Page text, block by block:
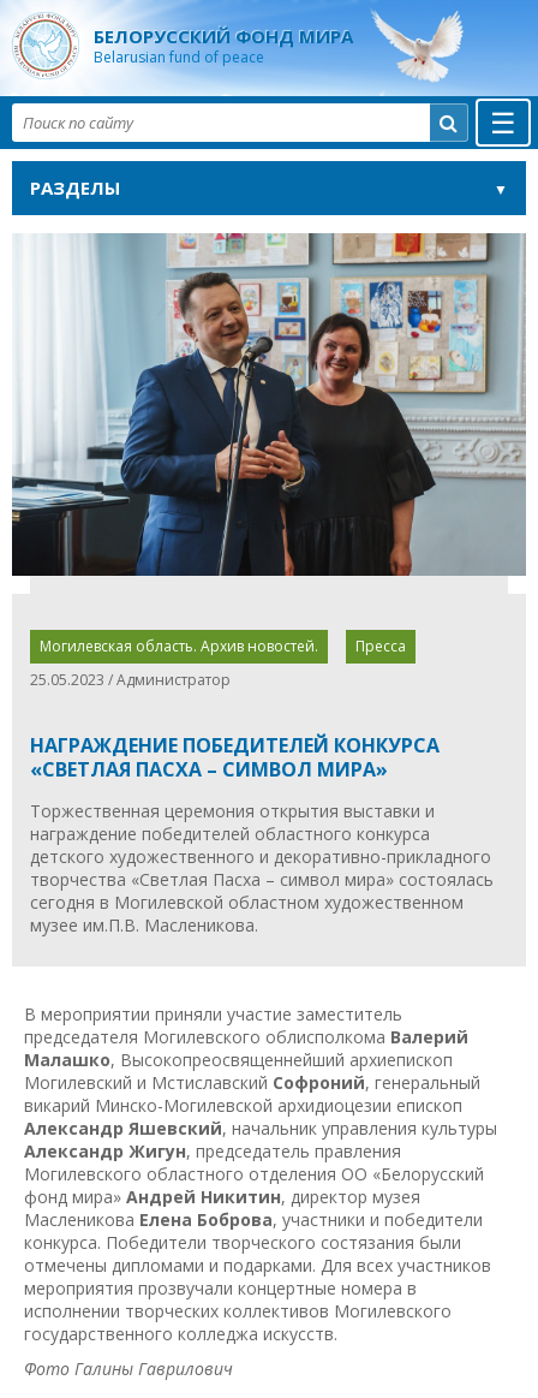
БЕЛОРУССКИЙ ФОНД МИРА
Belarusian fund of peace
☰

РАЗДЕЛЫ
Могилевская область. Архив новостей.
Пресса
25.05.2023 / Администратор
НАГРАЖДЕНИЕ ПОБЕДИТЕЛЕЙ КОНКУРСА
«СВЕТЛАЯ ПАСХА – СИМВОЛ МИРА»
Торжественная церемония открытия выставки и
награждение победителей областного конкурса
детского художественного и декоративно-прикладного
творчества «Светлая Пасха – символ мира» состоялась
сегодня в Могилевской областном художественном
музее им.П.В. Масленикова.
В мероприятии приняли участие заместитель
председателя Могилевского облисполкома Валерий
Малашко, Высокопреосвященнейший архиепископ
Могилевский и Мстиславский Софроний, генеральный
викарий Минско-Могилевской архидиоцезии епископ
Александр Яшевский, начальник управления культуры
Александр Жигун, председатель правления
Могилевского областного отделения ОО «Белорусский
фонд мира» Андрей Никитин, директор музея
Масленикова Елена Боброва, участники и победители
конкурса. Победители творческого состязания были
отмечены дипломами и подарками. Для всех участников
мероприятия прозвучали концертные номера в
исполнении творческих коллективов Могилевского
государственного колледжа искусств.
Фото Галины Гаврилович